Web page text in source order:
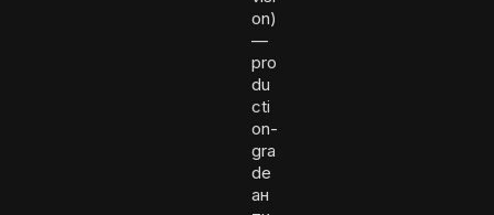
on)
—
pro
du
cti
on-
gra
de
ан